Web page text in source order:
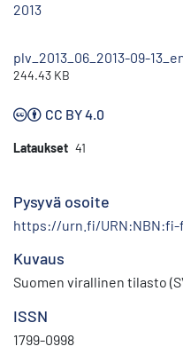
2013
plv_2013_06_2013-09-
244.43 KB
CC BY 4.0
Lataukset 41
Pysyvä osoite
https://urn.fi/URN:NBN:fi-
Kuvaus
Suomen virallinen tilasto
ISSN
1799-0998